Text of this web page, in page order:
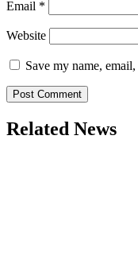
Email *
Website
Save my name,
Related News